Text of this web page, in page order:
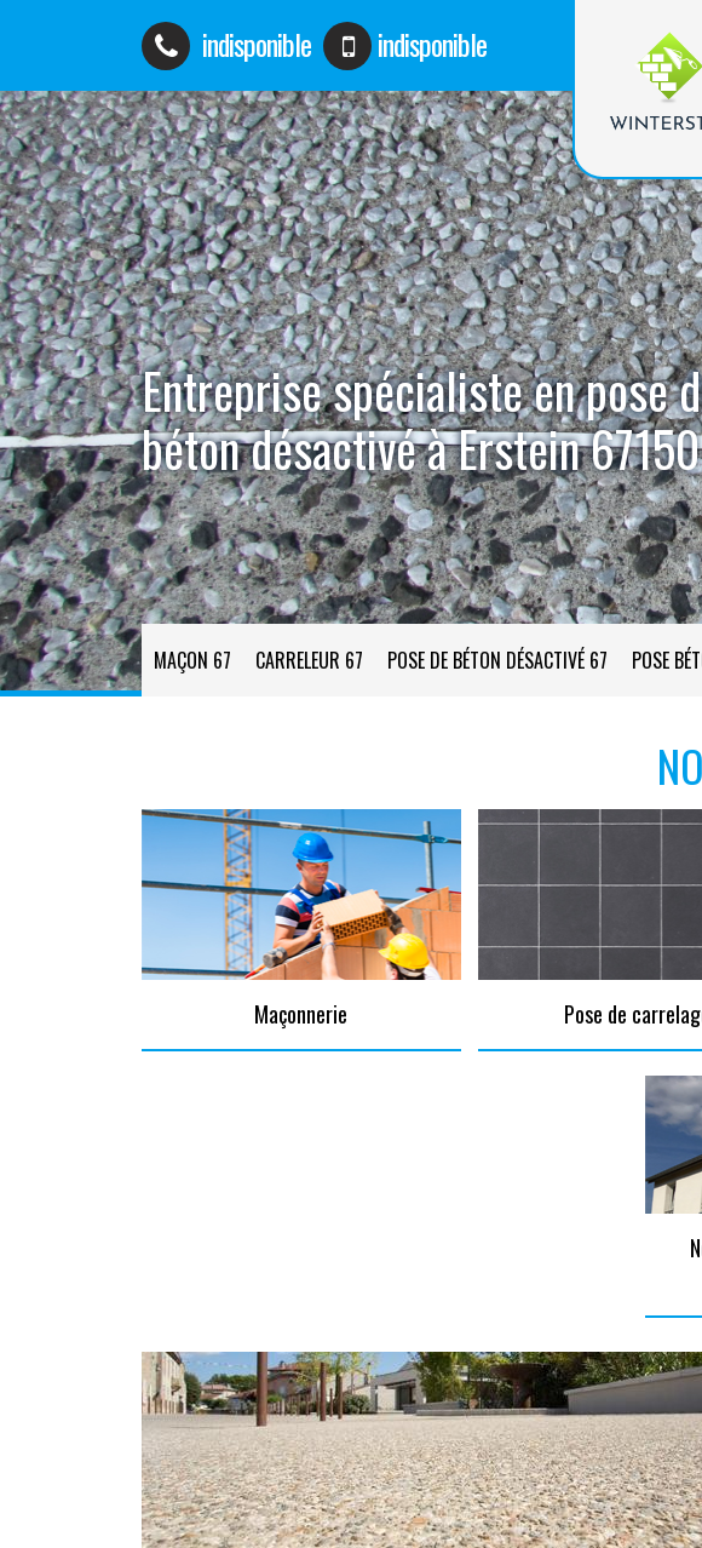
indisponible indisponible
Entreprise spécialiste en pose
béton désactivé à Erstein 67150
MAÇON 67 CARRELEUR 67 POSE DE BÉTON DÉSACTIVÉ 67 POSE
Maçonnerie Pose de